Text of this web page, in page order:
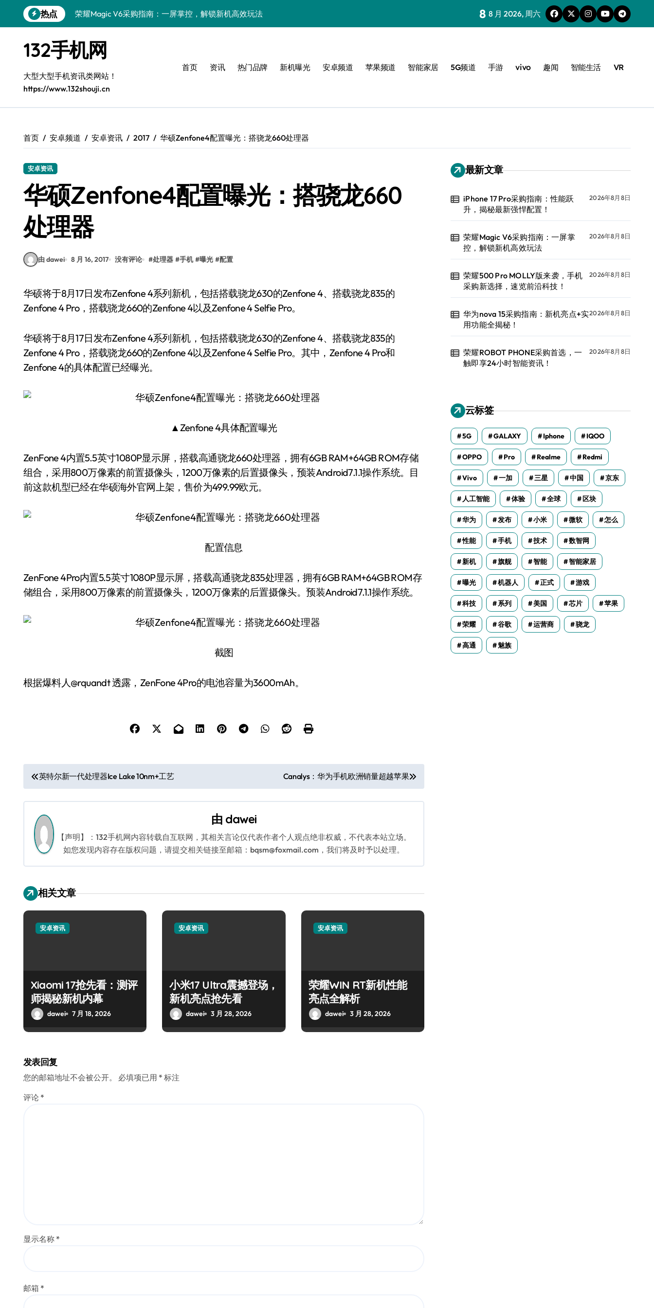
到
热点
荣耀Magic V6采购指南：一屏掌控，解锁新机高效玩法
华为nova 15采购指南：新机亮点+实用功能全揭秘！
荣耀ROBOT PHONE采购首选，一触即享24小时智能资讯！
一加Turbo 6性能跃升，手机采购必看全面解析！
手机采购必看：Xiaomi 17 Pro最新资讯及玩机技巧大揭秘
iPhone Air采购必看：性能跃升，新品亮点全揭秘！
iPhone 17 Pro采购指南：性能跃升，揭秘最新强悍配置！
8 8 月 2026, 周六
132手机网
大型大型手机资讯类网站！
https://www.132shouji.cn
首页 资讯 热门品牌 新机曝光 安卓频道 苹果频道 智能家居 5G频道 手游 vivo 趣闻 智能生活 VR
首页 安卓频道 安卓资讯 2017 华硕Zenfone4配置曝光：搭骁龙660处理器
安卓资讯
华硕Zenfone4配置曝光：搭骁龙660
处理器
由 dawei 8 月 16, 2017 没有评论 #处理器 #手机 #曝光 #配置
华硕将于8月17日发布Zenfone 4系列新机，包括搭载骁龙630的Zenfone 4、搭载骁龙835的
Zenfone 4 Pro，搭载骁龙660的Zenfone 4以及Zenfone 4 Selfie Pro。
华硕将于8月17日发布Zenfone 4系列新机，包括搭载骁龙630的Zenfone 4、搭载骁龙835的
Zenfone 4 Pro，搭载骁龙660的Zenfone 4以及Zenfone 4 Selfie Pro。其中，Zenfone 4 Pro和
Zenfone 4的具体配置已经曝光。
▲Zenfone 4具体配置曝光
ZenFone 4内置5.5英寸1080P显示屏，搭载高通骁龙660处理器，拥有6GB RAM+64GB ROM存储
组合，采用800万像素的前置摄像头，1200万像素的后置摄像头，预装Android7.1.1操作系统。目
前这款机型已经在华硕海外官网上架，售价为499.99欧元。
配置信息
ZenFone 4Pro内置5.5英寸1080P显示屏，搭载高通骁龙835处理器，拥有6GB RAM+64GB ROM存
储组合，采用800万像素的前置摄像头，1200万像素的后置摄像头。预装Android7.1.1操作系统。
截图
根据爆料人@rquandt 透露，ZenFone 4Pro的电池容量为3600mAh。
文
章
导
航
英特尔新一代处理器Ice Lake 10nm+工艺 Canalys：华为手机欧洲销量超越苹果
由 dawei
【声明】：132手机网内容转载自互联网，其相关言论仅代表作者个人观点绝非权威，不代表本站立场。
如您发现内容存在版权问题，请提交相关链接至邮箱：bqsm@foxmail.com，我们将及时予以处理。
相关文章
安卓资讯
Xiaomi 17抢先看：测评
师揭秘新机内幕
dawei 7 月 18, 2026
安卓资讯
小米17 Ultra震撼登场，
新机亮点抢先看
dawei 3 月 28, 2026
安卓资讯
荣耀WIN RT新机性能
亮点全解析
dawei 3 月 28, 2026
发表回复
您的邮箱地址不会被公开。 必填项已用 * 标注
评论 *
显示名称 *
邮箱 *
最新文章
iPhone 17 Pro采购指南：性能跃
升，揭秘最新强悍配置！
2026年8月8日
荣耀Magic V6采购指南：一屏掌
控，解锁新机高效玩法
2026年8月8日
荣耀500 Pro MOLLY版来袭，手机
采购新选择，速览前沿科技！
2026年8月8日
华为nova 15采购指南：新机亮点+实
用功能全揭秘！
2026年8月8日
荣耀ROBOT PHONE采购首选，一
触即享24小时智能资讯！
2026年8月8日
云标签
5G GALAXY Iphone IQOO
OPPO Pro Realme Redmi
Vivo 一加 三星 中国 京东
人工智能 体验 全球 区块
华为 发布 小米 微软 怎么
性能 手机 技术 数智网
新机 旗舰 智能 智能家居
曝光 机器人 正式 游戏
科技 系列 美国 芯片 苹果
荣耀 谷歌 运营商 骁龙
高通 魅族